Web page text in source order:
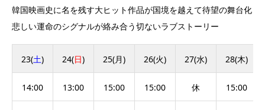
韓国映画史に名を残す大ヒット作品が国境を越えて待望の舞台化
悲しい運命のシグナルが絡み合う切ないラブストーリー
23(土) 24(日) 25(月) 26(火) 27(水) 28(木)
14:00 13:00 15:00 15:00 休 15:00